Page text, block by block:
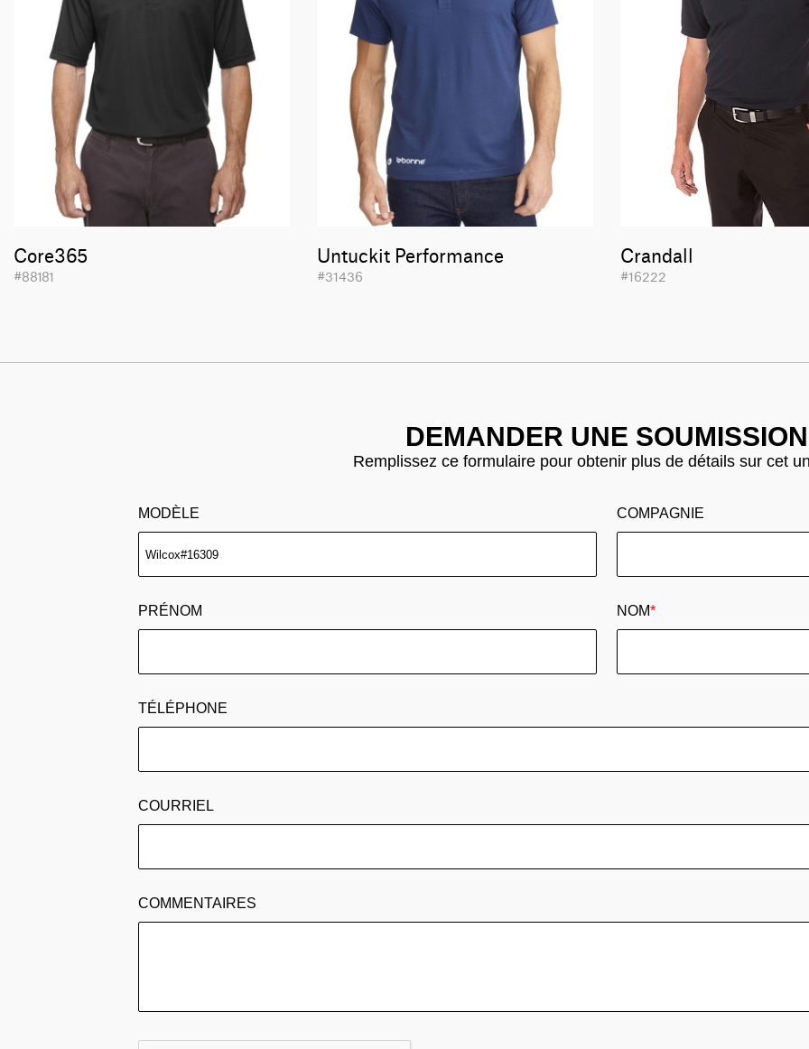
Core365
#88181
Untuckit Performance
#31436
Crandall
#16222
DEMANDER UNE SOUMISSION
Remplissez ce formulaire pour obtenir plus de détails sur cet
MODÈLE COMPAGNIE
PRÉNOM NOM*
TÉLÉPHONE
COURRIEL
COMMENTAIRES